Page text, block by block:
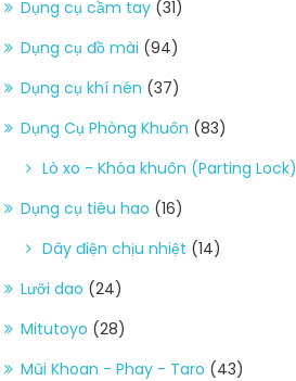
Dụng cụ cầm tay (31)
Dụng cụ đồ mài (94)
Dụng cụ khí nén (37)
Dụng Cụ Phòng Khuôn (83)
Lò xo - Khóa khuôn (Parting Lock)
Dụng cụ tiêu hao (16)
Dây điện chịu nhiệt (14)
Lưỡi dao (24)
Mitutoyo (28)
Mũi Khoan - Phay - Taro (43)